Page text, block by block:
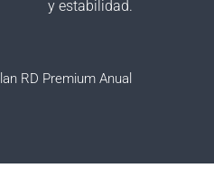
y estabilidad.
RD Premium Anual